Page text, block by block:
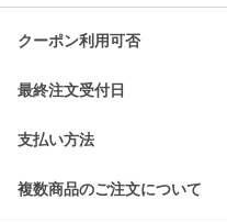
クーポン利用可否
最終注文受付日
支払い方法
複数商品のご注文について